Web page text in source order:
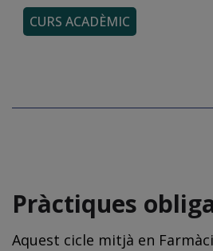
CURS ACADÈMIC
Pràctiques
Aquest cicle mitjà en